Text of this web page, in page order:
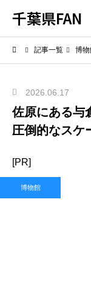
千葉県FAN
記事一覧 博
2026.06.17
佐原にある与
圧倒的なスケ
[PR]
博物館